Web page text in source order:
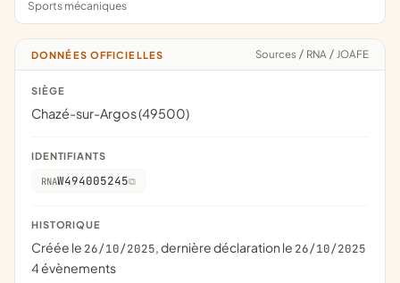
Sports mécaniques
DONNÉES OFFICIELLES Sources / RNA / JOAFE
SIÈGE
Chazé-sur-Argos (49500)
IDENTIFIANTS
RNAW494005245
HISTORIQUE
Créée le 26/10/2025, dernière déclaration le 26/10/2025
4 évènements